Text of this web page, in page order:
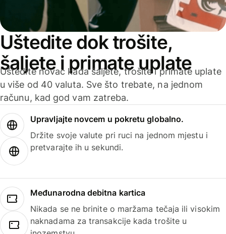
Uštedite dok trošite,
šaljete i primate uplate
Uštedite novac kada šaljete, trošite i primate uplate
u više od 40 valuta. Sve što trebate, na jednom
računu, kad god vam zatreba.
Upravljajte novcem u pokretu globalno.
Držite svoje valute pri ruci na jednom mjestu i
pretvarajte ih u sekundi.
Međunarodna debitna kartica
Nikada se ne brinite o maržama tečaja ili visokim
naknadama za transakcije kada trošite u